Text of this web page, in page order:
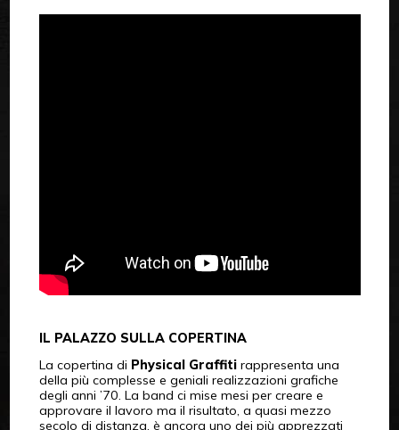
IL PALAZZO SULLA COPERTINA
La copertina di Physical Graffitirappresenta una
della più complesse e geniali realizzazioni grafiche
degli anni ’70. La band ci mise mesi per creare e
approvare il lavoro ma il risultato, a quasi mezzo
secolo di distanza, è ancora uno dei più apprezzati